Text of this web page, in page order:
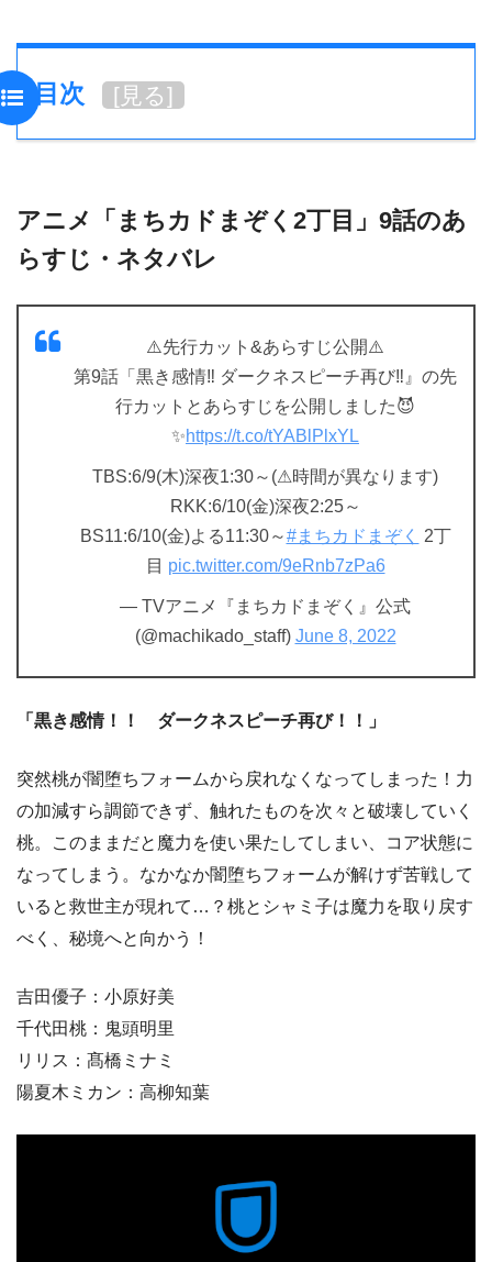
目次 [見る]
アニメ「まちカドまぞく2丁目」9話のあ
らすじ・ネタバレ
⚠️先行カット&あらすじ公開⚠️
第9話「黒き感情‼︎ ダークネスピーチ再び‼︎』の先
行カットとあらすじを公開しました😈
✨https://t.co/tYABlPlxYL
TBS:6/9(木)深夜1:30～(⚠︎時間が異なります)
RKK:6/10(金)深夜2:25～
BS11:6/10(金)よる11:30～#まちカドまぞく
2丁
目 pic.twitter.com/9eRnb7zPa6
— TVアニメ『まちカドまぞく』公式
(@machikado_staff) June 8, 2022
「黒き感情！！ ダークネスピーチ再び！！」
突然桃が闇堕ちフォームから戻れなくなってしまった！力
の加減すら調節できず、触れたものを次々と破壊していく
桃。このままだと魔力を使い果たしてしまい、コア状態に
なってしまう。なかなか闇堕ちフォームが解けず苦戦して
いると救世主が現れて…？桃とシャミ子は魔力を取り戻す
べく、秘境へと向かう！
吉田優子：小原好美
千代田桃：鬼頭明里
リリス：髙橋ミナミ
陽夏木ミカン：高柳知葉